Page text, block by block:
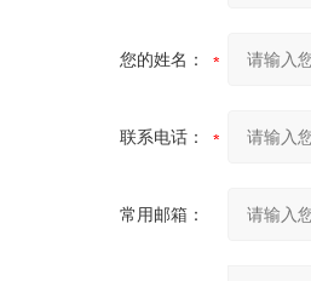
您的姓名：
联系电话：
常用邮箱：